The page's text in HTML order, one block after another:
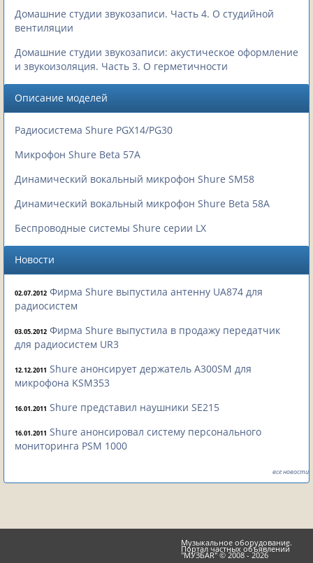
Домашние студии звукозаписи. Часть 4. О студийной
вентиляции
Домашние студии звукозаписи: акустическое оформление
и звукоизоляция. Часть 3. О герметичности
Описание моделей
Радиосистема Shure PGX14/PG30
Микрофон Shure Beta 57A
Динамический вокальный микрофон Shure SM58
Динамический вокальный микрофон Shure Beta 58A
Беспроводные системы Shure серии LX
Новости
02.07.2012 Фирма Shure выпустила антенну UA874 для
радиосистем
03.05.2012 Фирма Shure выпустила в продажу передатчик
для радиосистем UR3
12.12.2011 Shure анонсирует держатель A300SM для
микрофона KSM353
16.01.2011 Shure представил наушники SE215
16.01.2011 Shure анонсировал систему персонального
мониторинга PSM 1000
все новости
Музыкальное оборудование.
Портал частных объявлений
"МУЗБАR" © 2008 - 2026